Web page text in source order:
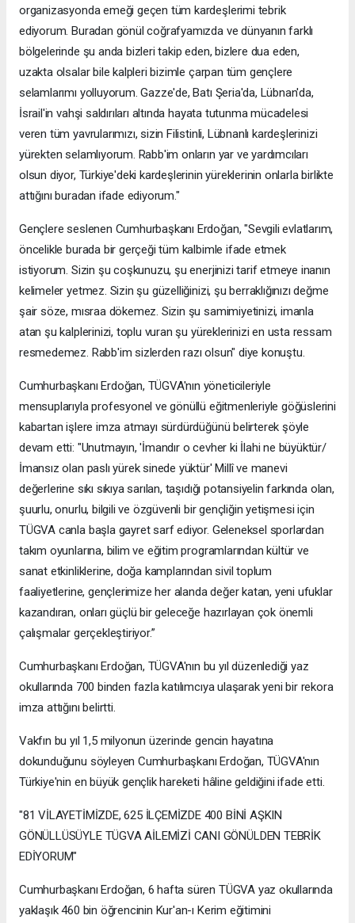
organizasyonda emeği geçen tüm kardeşlerimi tebrik
ediyorum. Buradan gönül coğrafyamızda ve dünyanın farklı
bölgelerinde şu anda bizleri takip eden, bizlere dua eden,
uzakta olsalar bile kalpleri bizimle çarpan tüm gençlere
selamlarımı yolluyorum. Gazze'de, Batı Şeria'da, Lübnan'da,
İsrail'in vahşi saldırıları altında hayata tutunma mücadelesi
veren tüm yavrularımızı, sizin Filistinli, Lübnanlı kardeşlerinizi
yürekten selamlıyorum. Rabb'im onların yar ve yardımcıları
olsun diyor, Türkiye'deki kardeşlerinin yüreklerinin onlarla birlikte
attığını buradan ifade ediyorum."
Gençlere seslenen Cumhurbaşkanı Erdoğan, "Sevgili evlatlarım,
öncelikle burada bir gerçeği tüm kalbimle ifade etmek
istiyorum. Sizin şu coşkunuzu, şu enerjinizi tarif etmeye inanın
kelimeler yetmez. Sizin şu güzelliğinizi, şu berraklığınızı değme
şair söze, mısraa dökemez. Sizin şu samimiyetinizi, imanla
atan şu kalplerinizi, toplu vuran şu yüreklerinizi en usta ressam
resmedemez. Rabb'im sizlerden razı olsun" diye konuştu.
Cumhurbaşkanı Erdoğan, TÜGVA'nın yöneticileriyle
mensuplarıyla profesyonel ve gönüllü eğitmenleriyle göğüslerini
kabartan işlere imza atmayı sürdürdüğünü belirterek şöyle
devam etti: "Unutmayın, 'İmandır o cevher ki İlahi ne büyüktür/
İmansız olan paslı yürek sinede yüktür' Millî ve manevi
değerlerine sıkı sıkıya sarılan, taşıdığı potansiyelin farkında olan,
şuurlu, onurlu, bilgili ve özgüvenli bir gençliğin yetişmesi için
TÜGVA canla başla gayret sarf ediyor. Geleneksel sporlardan
takım oyunlarına, bilim ve eğitim programlarından kültür ve
sanat etkinliklerine, doğa kamplarından sivil toplum
faaliyetlerine, gençlerimize her alanda değer katan, yeni ufuklar
kazandıran, onları güçlü bir geleceğe hazırlayan çok önemli
çalışmalar gerçekleştiriyor.”
Cumhurbaşkanı Erdoğan, TÜGVA'nın bu yıl düzenlediği yaz
okullarında 700 binden fazla katılımcıya ulaşarak yeni bir rekora
imza attığını belirtti.
Vakfın bu yıl 1,5 milyonun üzerinde gencin hayatına
dokunduğunu söyleyen Cumhurbaşkanı Erdoğan, TÜGVA'nın
Türkiye'nin en büyük gençlik hareketi hâline geldiğini ifade etti.
"81 VİLAYETİMİZDE, 625 İLÇEMİZDE 400 BİNİ AŞKIN
GÖNÜLLÜSÜYLE TÜGVA AİLEMİZİ CANI GÖNÜLDEN TEBRİK
EDİYORUM"
Cumhurbaşkanı Erdoğan, 6 hafta süren TÜGVA yaz okullarında
yaklaşık 460 bin öğrencinin Kur'an-ı Kerim eğitimini